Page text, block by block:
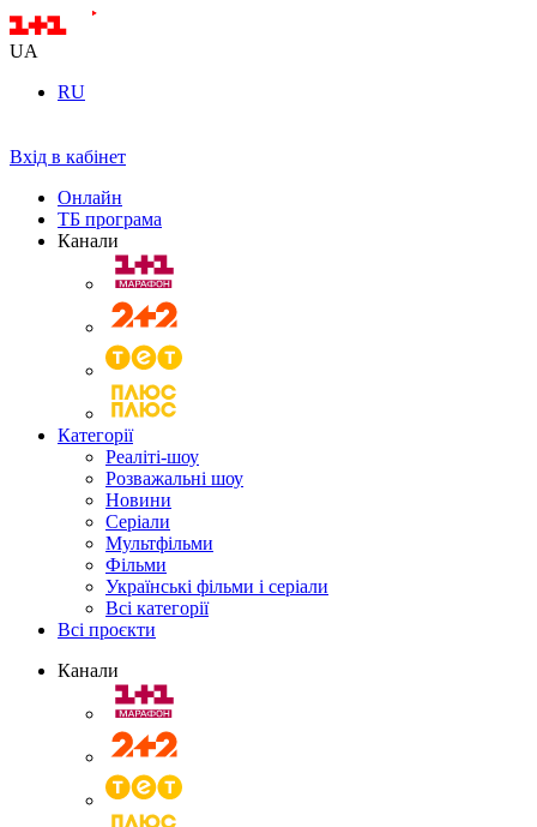
UA
RU
Вхід в кабінет
Онлайн
ТБ програма
Канали
Категорії
Реаліті-шоу
Розважальні шоу
Новини
Серіали
Мультфільми
Фільми
Українські фільми і серіали
Всі категорії
Всі проєкти
Канали